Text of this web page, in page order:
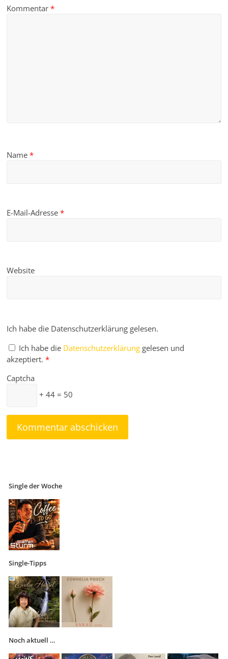
Kommentar*
Name*
E-Mail-Adresse*
Website
Ich habe die Datenschutzerklärung gelesen.
Ich habe die Datenschutzerklärung gelesen und
akzeptiert. *
Captcha
+ 44 = 50
Single der Woche
Single-Tipps
Noch aktuell …